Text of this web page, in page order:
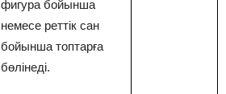
фигура бойынша
немесе реттік сан
бойынша топтарға
бөлінеді.